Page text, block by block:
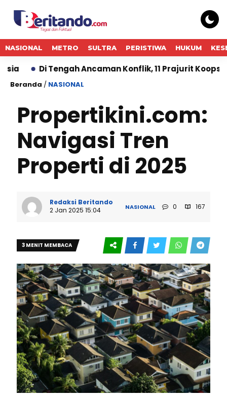
NASIONAL METRO SULTRA PERISTIWA HUKUM
Tengah Ancaman Konflik, 11 Prajurit Koops TNI
Beranda / NASIONAL
Propertikini.com:
Navigasi Tren
Properti di 2025
Redaksi Beritando
2 Jan 2025 15:04
NASIONAL 0 167
3 MENIT MEMBACA